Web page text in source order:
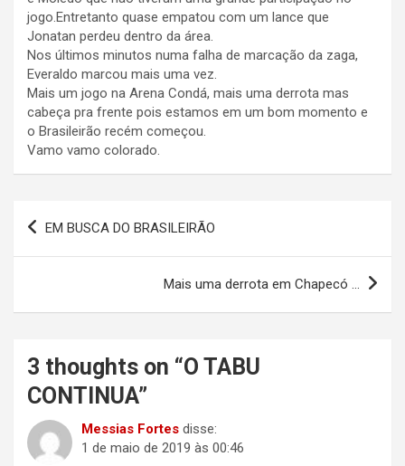
jogo.Entretanto quase empatou com um lance que
Jonatan perdeu dentro da área.
Nos últimos minutos numa falha de marcação da zaga,
Everaldo marcou mais uma vez.
Mais um jogo na Arena Condá, mais uma derrota mas
cabeça pra frente pois estamos em um bom momento e
o Brasileirão recém começou.
Vamo vamo colorado.
Navegação
EM BUSCA DO BRASILEIRÃO
Mais uma derrota em Chapecó …
3 thoughts on “O TABU
CONTINUA”
Messias Fortes disse:
1 de maio de 2019 às 00:46